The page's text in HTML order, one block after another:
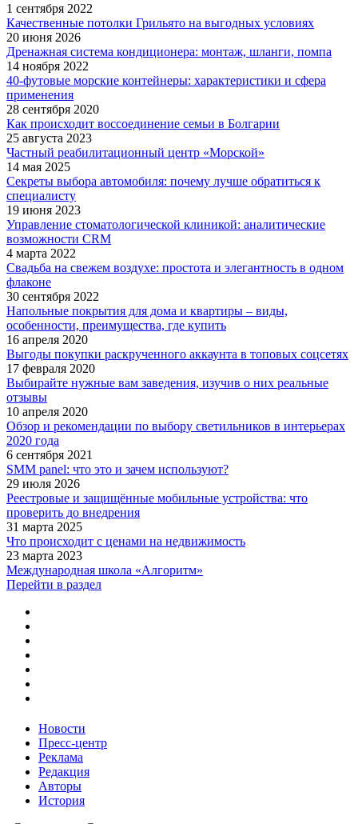
1 сентября 2022
Качественные потолки Грильято на выгодных условиях
20 июня 2026
Дренажная система кондиционера: монтаж, шланги, помпа
14 ноября 2022
40-футовые морские контейнеры: характеристики и сфера
применения
28 сентября 2020
Как происходит воссоединение семьи в Болгарии
25 августа 2023
Частный реабилитационный центр «Морской»
14 мая 2025
Секреты выбора автомобиля: почему лучше обратиться к
специалисту
19 июня 2023
Управление стоматологической клиникой: аналитические
возможности CRM
4 марта 2022
Свадьба на свежем воздухе: простота и элегантность в одном
флаконе
30 сентября 2022
Напольные покрытия для дома и квартиры – виды,
особенности, преимущества, где купить
16 апреля 2020
Выгоды покупки раскрученного аккаунта в топовых соцсетях
17 февраля 2020
Выбирайте нужные вам заведения, изучив о них реальные
отзывы
10 апреля 2020
Обзор и рекомендации по выбору светильников в интерьерах
2020 года
6 сентября 2021
SMM panel: что это и зачем используют?
29 июля 2026
Реестровые и защищённые мобильные устройства: что
проверить до внедрения
31 марта 2025
Что происходит с ценами на недвижимость
23 марта 2023
Международная школа «Алгоритм»
Перейти в раздел
Новости
Пресс-центр
Реклама
Редакция
Авторы
История